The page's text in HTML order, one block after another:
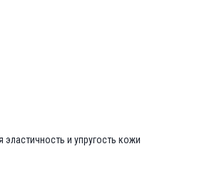
и упругость кожи